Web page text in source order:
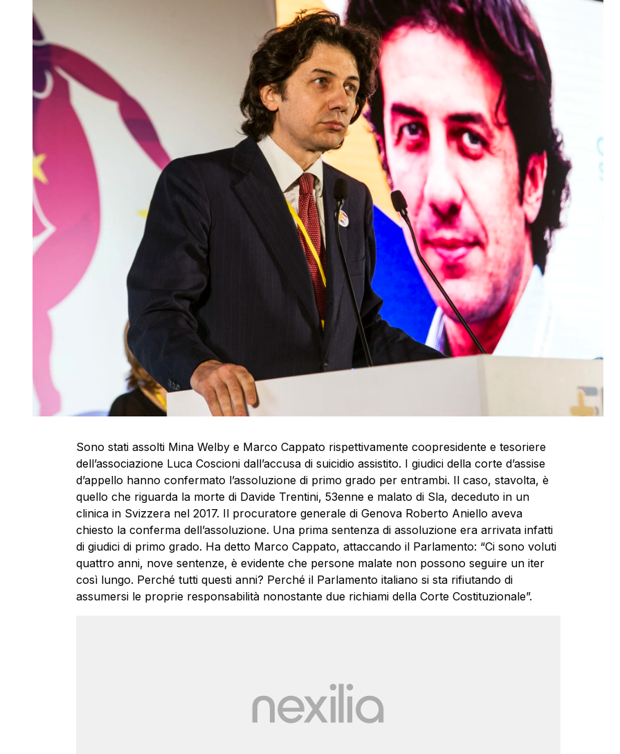
Sono stati assolti Mina Welbye Marco Cappato rispettivamente coopresidente e tesoriere
dell’associazione Luca Coscioni dall’accusa di suicidio assistito. I giudici della corte d’assise
d’appello hanno confermato l’assoluzione di primo grado per entrambi. Il caso, stavolta, è
quello che riguarda la morte di Davide Trentini, 53enne e malato di Sla, deceduto in un
clinica in Svizzera nel 2017. Il procuratore generale di Genova Roberto Aniello aveva
chiesto la conferma dell’assoluzione. Una prima sentenza di assoluzione era arrivata infatti
di giudici di primo grado. Ha detto Marco Cappato, attaccando il Parlamento: “Ci sono voluti
quattro anni, nove sentenze, è evidente che persone malate non possono seguire un iter
così lungo. Perché tutti questi anni? Perché il Parlamento italiano si sta rifiutando di
assumersi le proprie responsabilità nonostante due richiami della Corte Costituzionale”.